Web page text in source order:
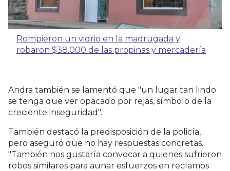
Rompieron un vidrio en la madrugada y
robaron $38.000 de las propinas y mercadería
Andra también se lamentó que "un lugar tan lindo
se tenga que ver opacado por rejas, símbolo de la
creciente inseguridad".
También destacó la predisposición de la policía,
pero aseguró que no hay respuestas concretas.
"También nos gustaría convocar a quienes sufrieron
robos similares para aunar esfuerzos en reclamos